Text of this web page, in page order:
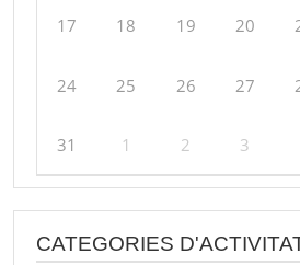
17 18 19 20
24 25 26 27
31 1 2 3
CATEGORIES